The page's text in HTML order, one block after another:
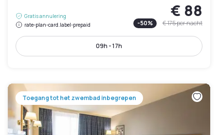
Gratis annulering
rate-plan-card.label-prepaid
€ 88
-50% € 175per nacht
09h - 17h
Toegang tot het zwembad inbegrepen